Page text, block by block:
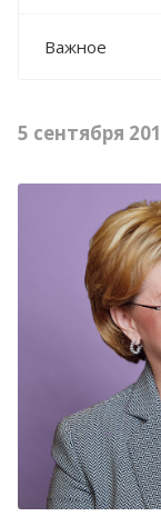
Важное
5 сентября